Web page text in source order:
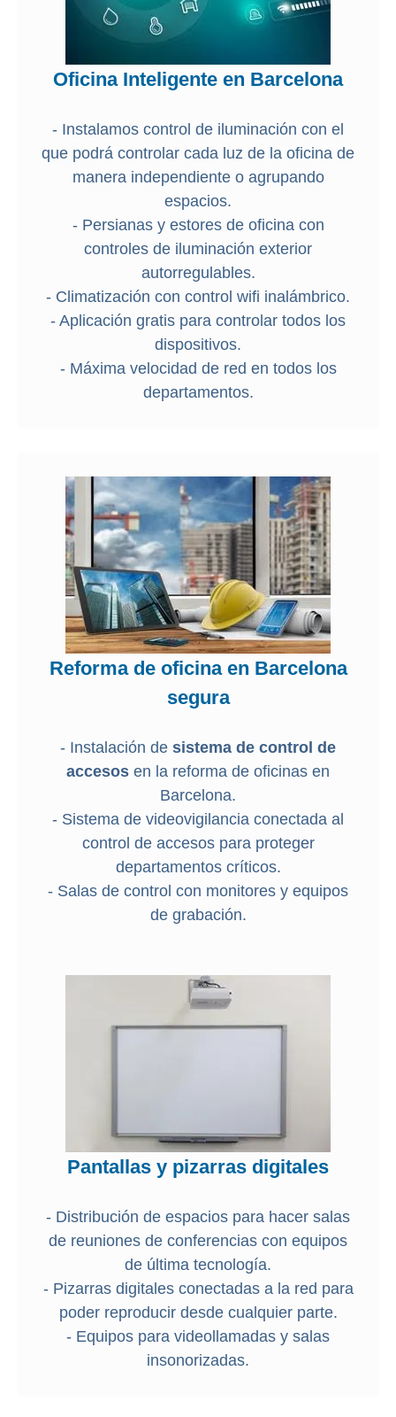
Oficina Inteligente en Barcelona
- Instalamos control de iluminación con el
que podrá controlar cada luz de la oficina de
manera independiente o agrupando
espacios.
- Persianas y estores de oficina con
controles de iluminación exterior
autorregulables.
- Climatización con control wifi inalámbrico.
- Aplicación gratis para controlar todos los
dispositivos.
- Máxima velocidad de red en todos los
departamentos.
Reforma de oficina en Barcelona
segura
- Instalación de sistema de control de
accesos en la reforma de oficinas en
Barcelona.
- Sistema de videovigilancia conectada al
control de accesos para proteger
departamentos críticos.
- Salas de control con monitores y equipos
de grabación.
Pantallas y pizarras digitales
- Distribución de espacios para hacer salas
de reuniones de conferencias con equipos
de última tecnología.
- Pizarras digitales conectadas a la red para
poder reproducir desde cualquier parte.
- Equipos para videollamadas y salas
insonorizadas.